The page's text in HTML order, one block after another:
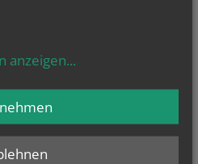
anzeigen...